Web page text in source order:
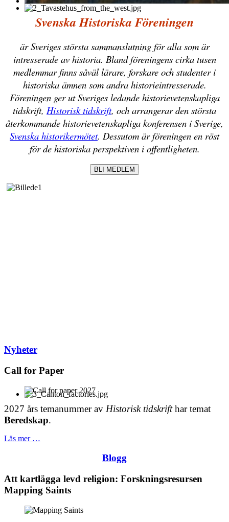
Svenska Historiska Föreningen
är Sveriges största sammanslutning för alla som är
intresserade av historia. Bland föreningens cirka tusen
medlemmar finns såväl lärare, forskare och studenter i
historiska ämnen som andra historieintresserade.
Föreningen ger ut Sveriges ledande historievetenskapliga
tidskrift, Historisk tidskrift, och arrangerar den största
återkommande historievetenskapliga konferensen i Sverige,
Svenska historikermötet. Dessutom är föreningen en röst
för de historiska perspektiven i offentligheten.
BLI MEDLEM
Nyheter
Call for Paper
2027 års temanummer av Historisk tidskrifthar temat
Beredskap.
Läs mer …
Blogg
Att kartlägga levd religion: Forskningsresursen
Mapping Saints